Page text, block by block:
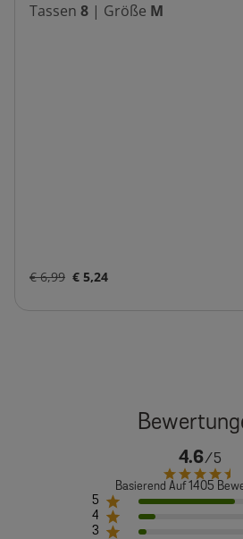
Tassen 8 | Größe M
€ 6,99 € 5,24
4.6
Basierend Auf 1405
5
4
3